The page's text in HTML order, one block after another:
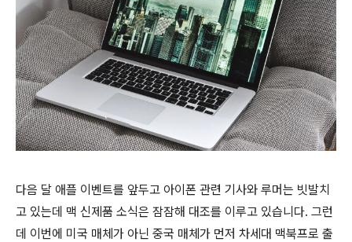
다음 달 애플 이벤트를 앞두고 아이폰 관련 기사와 루머는 빗발치
고 있는데 맥 신제품 소식은 잠잠해 대조를 이루고 있습니다. 그런
데 이번에 미국 매체가 아닌 중국 매체가 먼저 차세대 맥북프로 출